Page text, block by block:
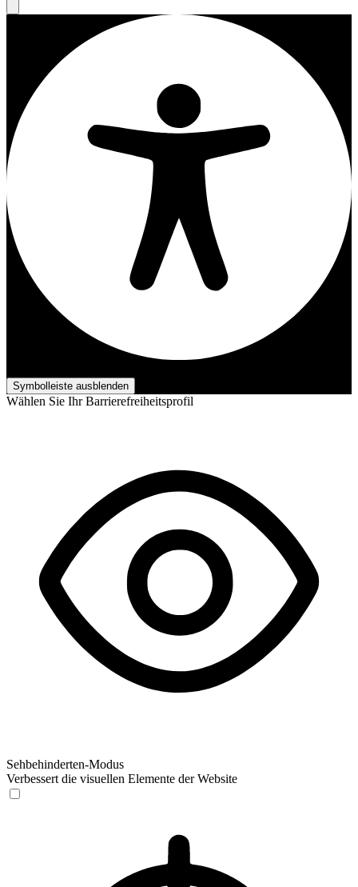
Symbolleiste ausblenden
Wählen Sie Ihr Barrierefreiheitsprofil
Sehbehinderten-Modus
Verbessert die visuellen Elemente der Website